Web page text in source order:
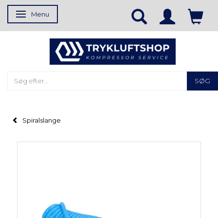
Skifte navigation
Menu
SØG
Spiralslange